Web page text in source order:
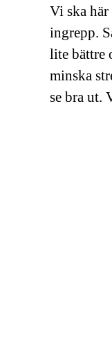
Vi ska
ingrepp.
lite bättre
minska
se bra ut.